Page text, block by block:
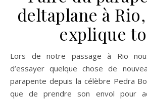
deltaplane à
explique
Lors de notre passage à Rio nous avons eu envie
d’essayer quelque chose de
parapente depuis la célèbre Pedra
que de prendre son envol pour